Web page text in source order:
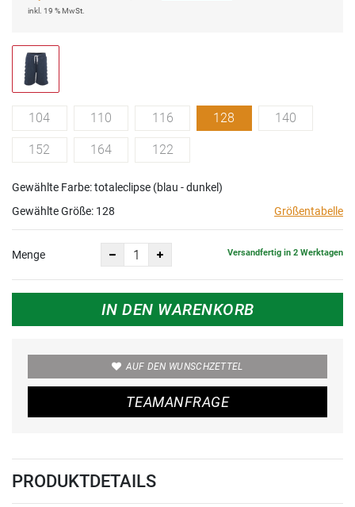
inkl. 19 % MwSt.
104 110 116 128 140
152 164 122
Gewählte Farbe: totaleclipse (blau - dunkel)
Gewählte Größe: 128 Größentabelle
Menge Versandfertig in 2 Werktagen
IN DEN WARENKORB
AUF DEN WUNSCHZETTEL
TEAMANFRAGE
PRODUKTDETAILS